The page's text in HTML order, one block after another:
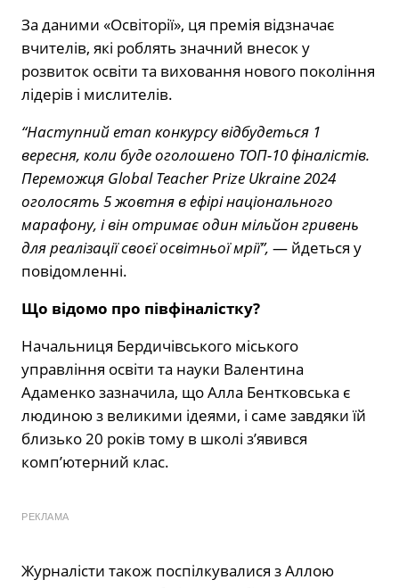
За даними «Освіторії», ця премія відзначає
вчителів, які роблять значний внесок у
розвиток освіти та виховання нового покоління
лідерів і мислителів.
“Наступний етап конкурсу відбудеться 1
вересня, коли буде оголошено ТОП-10 фіналістів.
Переможця Global Teacher Prize Ukraine 2024
оголосять 5 жовтня в ефірі національного
марафону, і він отримає один мільйон гривень
для реалізації своєї освітньої мрії”, — йдеться у
повідомленні.
Що відомо про півфіналістку?
Начальниця Бердичівського міського
управління освіти та науки Валентина
Адаменко зазначила, що Алла Бентковська є
людиною з великими ідеями, і саме завдяки їй
близько 20 років тому в школі з’явився
комп’ютерний клас.
РЕКЛАМА
Журналісти також поспілкувалися з Аллою